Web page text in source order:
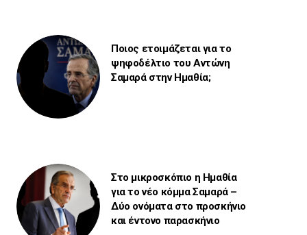
Ποιος ετοιμάζεται για το
ψηφοδέλτιο του Αντώνη
Σαμαρά στην Ημαθία;
Στο μικροσκόπιο η Ημαθία
για το νέο κόμμα Σαμαρά –
Δύο ονόματα στο προσκήνιο
και έντονο παρασκήνιο